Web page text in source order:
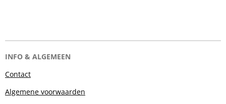
INFO & ALGEMEEN
Contact
Algemene voorwaarden